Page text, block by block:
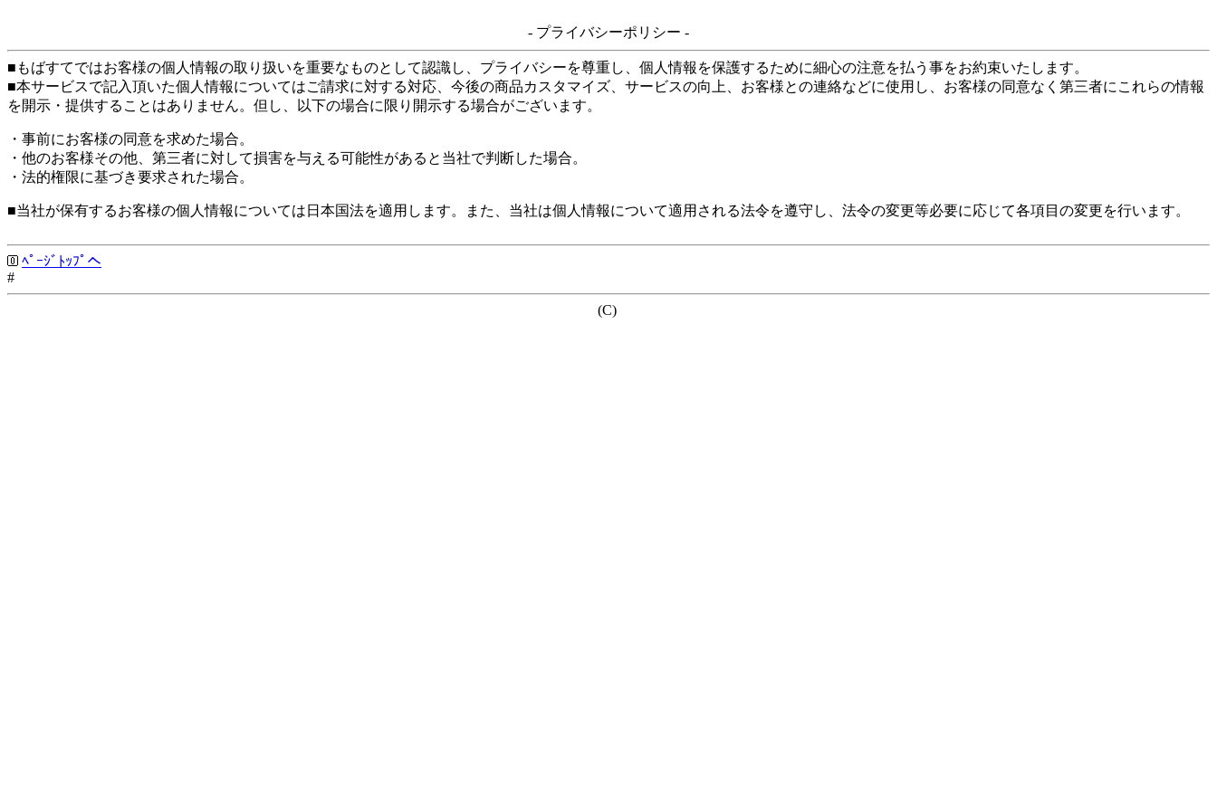
- プライバシーポリシー -
■もばすてではお客様の個人情報の取り扱いを重要なものとして認識し、プライバシーを尊重し、個人情報を保護するために細心の注意を払う事をお約束いたします。
■本サービスで記入頂いた個人情報についてはご請求に対する対応、今後の商品カスタマイズ、サービスの向上、お客様との連絡などに使用し、お客様の同意なく第三者にこれらの情報
を開示・提供することはありません。但し、以下の場合に限り開示する場合がございます。
・事前にお客様の同意を求めた場合。
・他のお客様その他、第三者に対して損害を与える可能性があると当社で判断した場合。
・法的権限に基づき要求された場合。
■当社が保有するお客様の個人情報については日本国法を適用します。また、当社は個人情報について適用される法令を遵守し、法令の変更等必要に応じて各項目の変更を行います。
ﾍﾟｰｼﾞﾄｯﾌﾟへ
#
(C)